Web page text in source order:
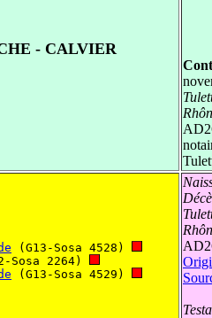
- CALVIER
(G13-Sosa 4528)
Sosa 2264)
(G13-Sosa 4529)